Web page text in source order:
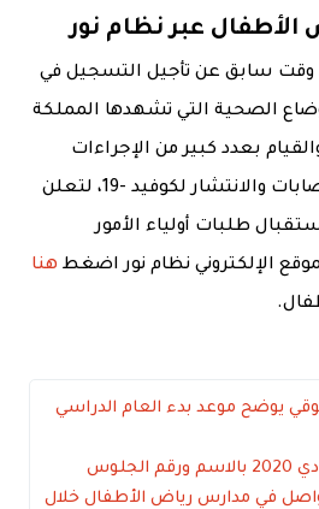
عبر نظام نور
وقت سابق عن تأجيل التسجيل في
الصحية التي تشهدها المملكة
بعدد كبير من الإجراءات
الصحية التي تحد من الإصابات والانتشار لكوفيد -19، لتعلن
طلبات أولياء الأمور
الإلكتروني نظام نور اضغط هنا
يوضح موعد بدء العام الدراسي
في مدارس رياض الأطفال خلال